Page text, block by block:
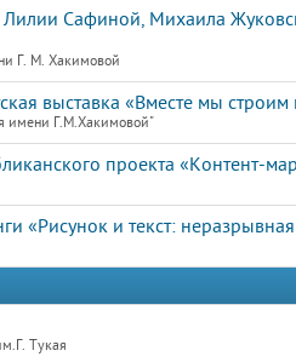
Сафиной, Михаила
Г. М. Хакимовой
выставка «Вместе мы строим
имени Г.М.Хакимовой"
проекта «Контент-
«Рисунок и текст: неразрывная
Тукая